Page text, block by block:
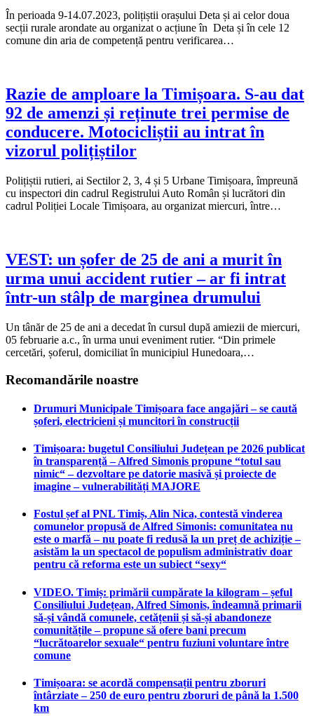
În perioada 9-14.07.2023, polițiștii orașului Deta și ai celor doua
secții rurale arondate au organizat o acțiune în Deta și în cele 12
comune din aria de competență pentru verificarea…
Razie de amploare la Timișoara. S-au dat
92 de amenzi și reținute trei permise de
conducere. Motocicliștii au intrat în
vizorul polițiștilor
Polițiștii rutieri, ai Sectilor 2, 3, 4 și 5 Urbane Timișoara, împreună
cu inspectori din cadrul Registrului Auto Român și lucrători din
cadrul Poliției Locale Timișoara, au organizat miercuri, între…
VEST: un șofer de 25 de ani a murit în
urma unui accident rutier – ar fi intrat
într-un stâlp de marginea drumului
Un tânăr de 25 de ani a decedat în cursul după amiezii de miercuri,
05 februarie a.c., în urma unui eveniment rutier. “Din primele
cercetări, șoferul, domiciliat în municipiul Hunedoara,…
Recomandările noastre
Drumuri Municipale Timișoara face angajări – se caută
șoferi, electricieni și muncitori în construcții
Timișoara: bugetul Consiliului Județean pe 2026 publicat
în transparență – Alfred Simonis propune “totul sau
nimic“ – dezvoltare pe datorie masivă și proiecte de
imagine – vulnerabilități MAJORE
Fostul șef al PNL Timiș, Alin Nica, contestă vinderea
comunelor propusă de Alfred Simonis: comunitatea nu
este o marfă – nu poate fi redusă la un preț de achiziție –
asistăm la un spectacol de populism administrativ doar
pentru că reforma este un subiect “sexy“
VIDEO. Timiș: primării cumpărate la kilogram – șeful
Consiliului Județean, Alfred Simonis, îndeamnă primarii
să-și vândă comunele, cetățenii și să-și abandoneze
comunitățile – propune să ofere bani precum
“lucrătoarelor sexuale“ pentru fuziuni voluntare între
comune
Timișoara: se acordă compensații pentru zboruri
întârziate – 250 de euro pentru zboruri de până la 1.500
km